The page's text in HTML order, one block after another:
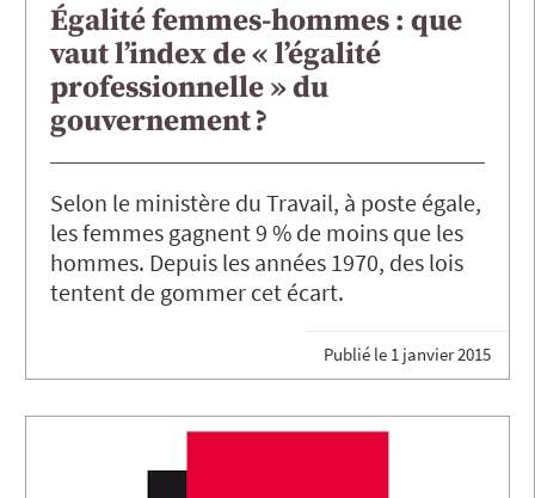
Égalité femmes-hommes : que
vaut l’index de « l’égalité
professionnelle » du
gouvernement ?
Selon le ministère du Travail, à poste égale,
les femmes gagnent 9 % de moins que les
hommes. Depuis les années 1970, des lois
tentent de gommer cet écart.
Publié le 1 janvier 2015